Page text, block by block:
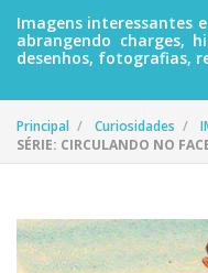
Imagens interessantes
abrangendo charges,
desenhos, fotografias,
Principal Curiosidades
SÉRIE: CIRCULANDO NO